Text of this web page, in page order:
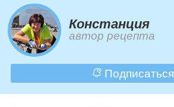
Констанция
автор рецепта
Подписаться